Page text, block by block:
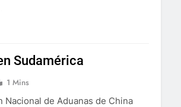
Sudamérica
1 Mins
Nacional de Aduanas de China